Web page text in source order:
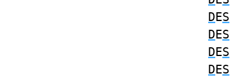
DES
DES
DES
DES